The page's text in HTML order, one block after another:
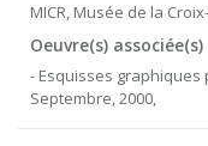
MICR, Musée de la
Oeuvre(s) associée(s)
- Esquisses
Septembre, 2000,